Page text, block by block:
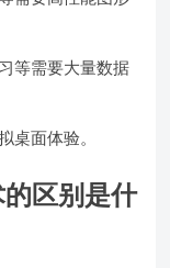
等需要大量数据
桌面体验。
区别是什